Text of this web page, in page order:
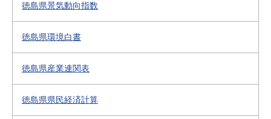
徳島県景気動向指数
徳島県環境白書
徳島県産業連関表
徳島県県民経済計算